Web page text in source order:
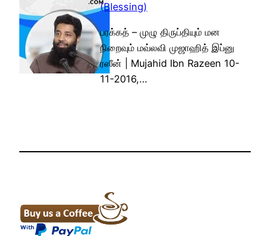
(Blessing)
பரக்கத் – முழு திருப்தியும் மன
நிறைவும் மவ்லவி முஜாஹித் இப்னு
ரஸீன் | Mujahid Ibn Razeen 10-
11-2016,…